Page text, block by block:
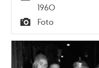
tänder den
akademiska elden
som bärs vidare av
studenten Inga
Broberg
1960
Typ
Foto